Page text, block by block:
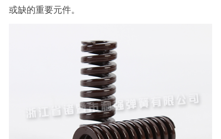
或缺的重要元件。